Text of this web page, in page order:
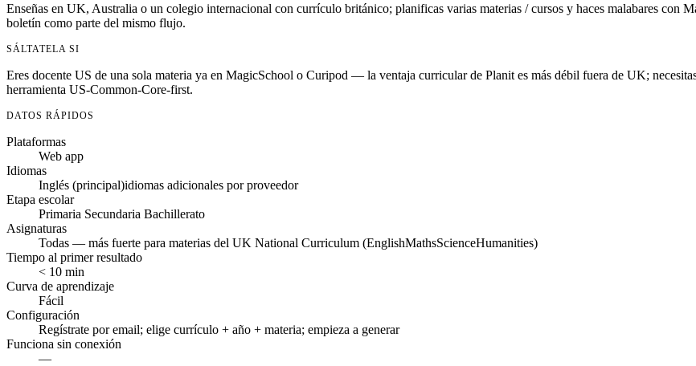
Enseñas en UK, Australia o un colegio internacional con currículo británico; planificas varias materias / cursos y haces malabares con
boletín como parte del mismo flujo.
SÁLTATELA SI
Eres docente US de una sola materia ya en MagicSchool o Curipod — la ventaja curricular de Planit es más débil fuera de UK;
herramienta US-Common-Core-first.
DATOS RÁPIDOS
Plataformas
Web app
Idiomas
Inglés (principal)idiomas adicionales por proveedor
Etapa escolar
Primaria Secundaria Bachillerato
Asignaturas
Todas — más fuerte para materias del UK National Curriculum (EnglishMathsScienceHumanities)
Tiempo al primer resultado
< 10 min
Curva de aprendizaje
Fácil
Configuración
Regístrate por email; elige currículo + año + materia; empieza a generar
Funciona sin conexión
—